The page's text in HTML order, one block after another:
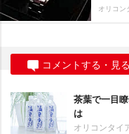
オリコン
コメントする・見る
茶葉で一目
は
オリコンタイ